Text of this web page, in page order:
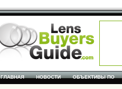
ГЛАВНАЯ НОВОСТИ ОБЪЕКТИВЫ ПО